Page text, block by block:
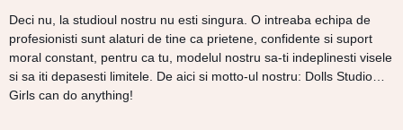
Deci nu, la studioul nostru nu esti singura. O intreaba echipa de
profesionisti sunt alaturi de tine ca prietene, confidente si suport
moral constant, pentru ca tu, modelul nostru sa-ti indeplinesti visele
si sa iti depasesti limitele. De aici si motto-ul nostru: Dolls Studio…
Girls can do anything!